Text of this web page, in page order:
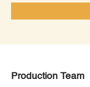
Production Team